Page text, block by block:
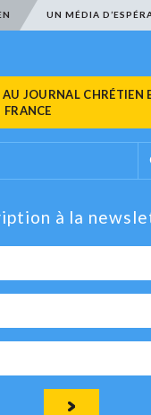
UN MÉDIA
JOURNAL CHRÉTIEN
à la